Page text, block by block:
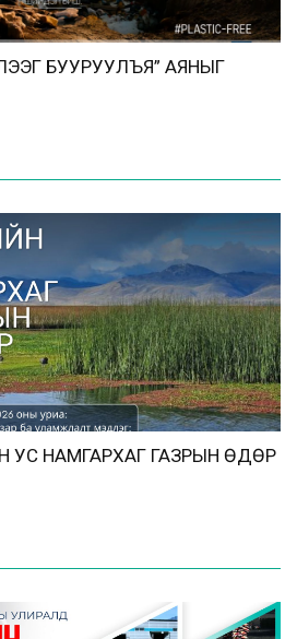
БУУРУУЛЪЯ” АЯНЫГ
НАМГАРХАГ ГАЗРЫН ӨДӨР